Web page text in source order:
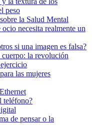
peso
la Salud Mental
necesita realmente un
si una imagen es falsa?
cuerpo: la revolución
las mujeres
teléfono?
de pensar o la